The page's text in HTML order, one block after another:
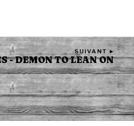
SUIVANT ▸
- DEMON TO LEAN ON